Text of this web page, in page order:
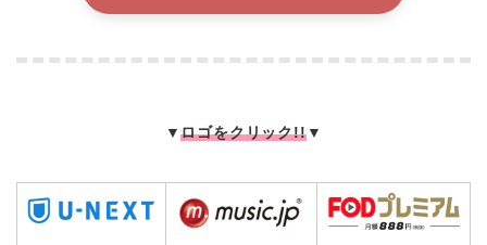
▼ロゴをクリック!!▼